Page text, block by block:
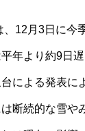
12月3日に今
年より約9日
による発表に
断続的な雪や